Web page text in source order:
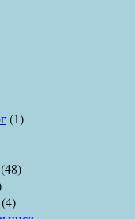
(1)
(48)
(4)